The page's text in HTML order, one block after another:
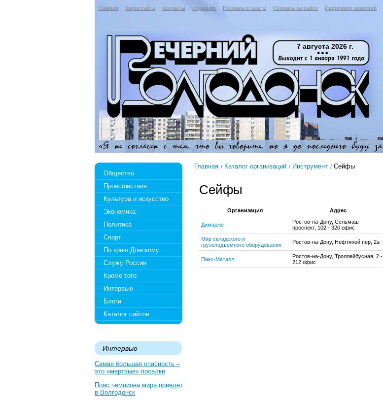
Главная Карта сайта Контакты Редакция Реклама в газете Реклама на сайте Информер новостей
7 августа 2026 г.
Общество
Происшествия
Культура и искусство
Экономика
Политика
Спорт
По краю Донскому
Служу России
Кроме того
Интервью
Блоги
Каталог сайтов
Интервью
Самая большая опасность –
это «мертвые» поселки
Пояс чемпиона мира приедет
в Волгодонск
Главная Каталог организаций Инструмент Сейфы
Сейфы
Организация Адрес
Димарже
Ростов-на-Дону, Сельмаш
проспект, 102 - 320 офис
Мир складского и
грузоподъемного оборудования
Ростов-на-Дону, Нефтяной пер, 2а
Пакс-Металл
Ростов-на-Дону, Троллейбусная, 2 -
212 офис